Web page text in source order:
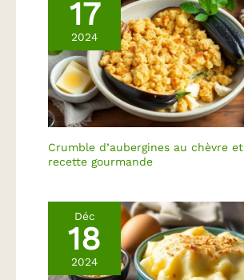
ustensiles de
de haute
vous aider à
délicieuses
% sûre est
une finition
propre et un
bois pour
à n'importe
de fête ou
décoration. Il
parfaitement
bar apéritif.
Si vous
cupcakes,
ou d'autres
gueules à
ce présentoir
17
2024
Crumble d’aubergines au chèvre
recette gourmande
Déc
18
2024